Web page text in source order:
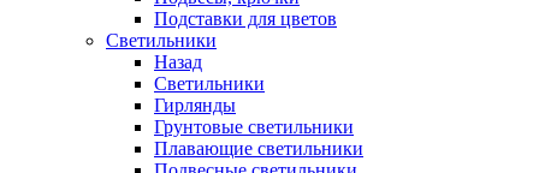
Подставки для цветов
Светильники
Назад
Светильники
Гирлянды
Грунтовые светильники
Плавающие светильники